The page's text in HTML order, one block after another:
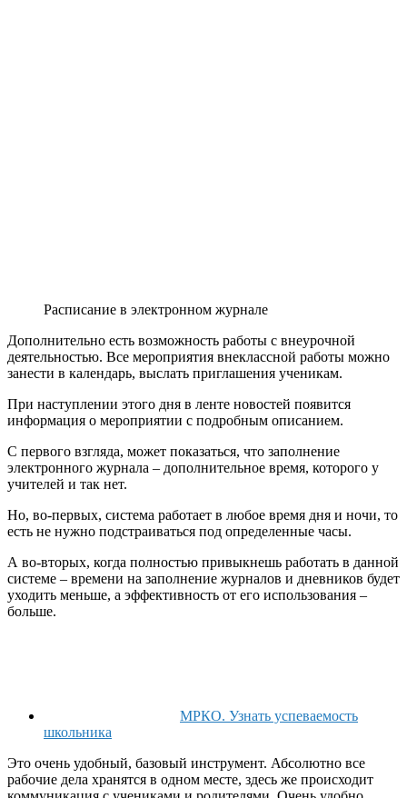
Расписание в электронном журнале
Дополнительно есть возможность работы с внеурочной
деятельностью. Все мероприятия внеклассной работы можно
занести в календарь, выслать приглашения ученикам.
При наступлении этого дня в ленте новостей появится
информация о мероприятии с подробным описанием.
С первого взгляда, может показаться, что заполнение
электронного журнала – дополнительное время, которого у
учителей и так нет.
Но, во-первых, система работает в любое время дня и ночи, то
есть не нужно подстраиваться под определенные часы.
А во-вторых, когда полностью привыкнешь работать в данной
системе – времени на заполнение журналов и дневников будет
уходить меньше, а эффективность от его использования –
больше.
МРКО. Узнать успеваемость
школьника
Это очень удобный, базовый инструмент. Абсолютно все
рабочие дела хранятся в одном месте, здесь же происходит